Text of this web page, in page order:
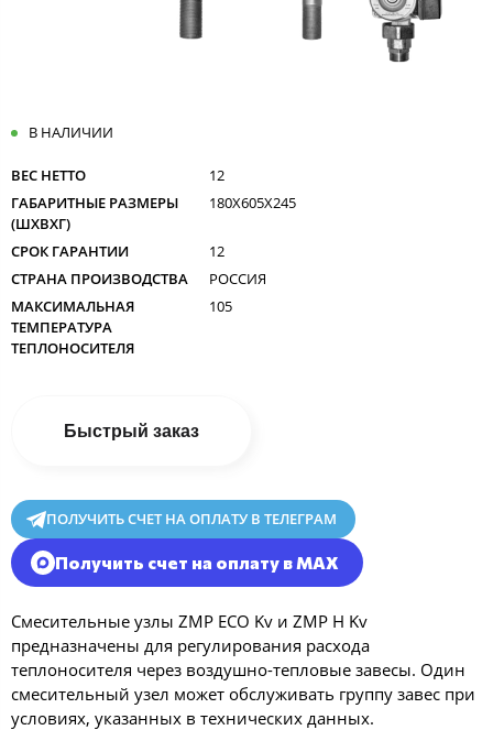
В НАЛИЧИИ
ВЕС НЕТТО
12
ГАБАРИТНЫЕ РАЗМЕРЫ
(ШXВXГ)
180X605X245
СРОК ГАРАНТИИ
12
СТРАНА ПРОИЗВОДСТВА
РОССИЯ
МАКСИМАЛЬНАЯ
ТЕМПЕРАТУРА
ТЕПЛОНОСИТЕЛЯ
105
Быстрый заказ
ПОЛУЧИТЬ СЧЕТ НА ОПЛАТУ В ТЕЛЕГРАМ
Получить счет на оплату в MAX
Смесительные узлы ZMP ECO Kv и ZMP H Kv
предназначены для регулирования расхода
теплоносителя через воздушно-тепловые завесы. Один
смесительный узел может обслуживать группу завес при
условиях, указанных в технических данных.